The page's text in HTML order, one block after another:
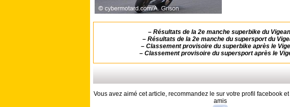
– Résultats de la 2e manche superbike du
– Résultats de la 2e manche du supersport du
– Classement provisoire du superbike après le
– Classement provisoire du supersport après le
Vous avez aimé cet article, recommandez le sur votre profil facebook
amis